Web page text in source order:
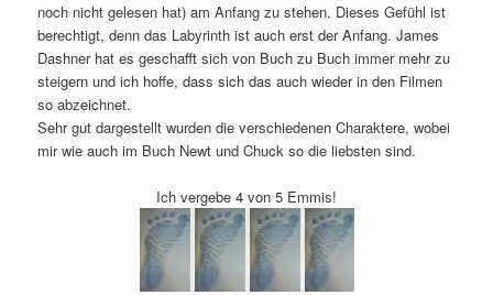
noch nicht gelesen hat) am Anfang zu stehen. Dieses Gefühl ist
berechtigt, denn das Labyrinth ist auch erst der Anfang. James
Dashner hat es geschafft sich von Buch zu Buch immer mehr zu
steigern und ich hoffe, dass sich das auch wieder in den Filmen
so abzeichnet.
Sehr gut dargestellt wurden die verschiedenen Charaktere, wobei
mir wie auch im Buch Newt und Chuck so die liebsten sind.
Ich vergebe 4 von 5 Emmis!